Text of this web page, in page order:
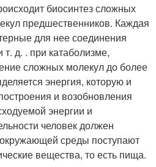
биосинтез сложных
предшественников. Каждая
для нее соединения
д. . при катаболизме,
сложных молекул до более
энергия, которую и
и возобновления
энергии и
человек должен
среды поступают
вещества, то есть пища.